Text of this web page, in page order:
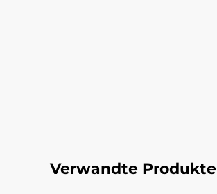
Verwandte Produkte